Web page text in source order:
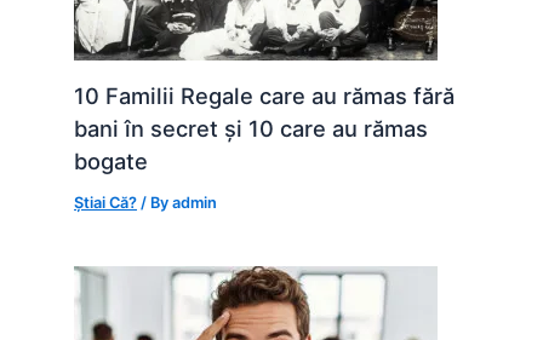
10 Familii Regale care au rămas fără
bani în secret și 10 care au rămas
bogate
Știai Că? / Byadmin